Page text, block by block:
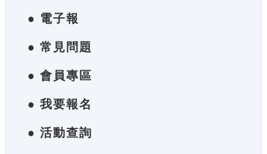
● 電子報
● 常見問題
● 會員專區
● 我要報名
● 活動查詢